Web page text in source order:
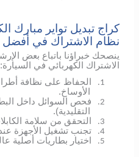
كراج تبديل تواير مبارك
نظام الاشتراك في أفضل
ينصحك خبراؤنا باتباع بعض
الاشتراك الكهربائي في السيارة:
1.
الحفاظ على نظافة
الأوساخ.
2.
فحص السوائل داخل
التقليدية).
3. التحقق من سلامة
4. تجنب تشغيل الأجهزة
5. اختيار بطاريات أصلية